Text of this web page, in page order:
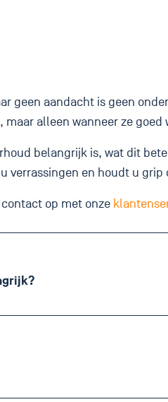
geen aandacht is geen
alleen wanneer ze
belangrijk is, wat dit
verrassingen en houdt u
op met onze